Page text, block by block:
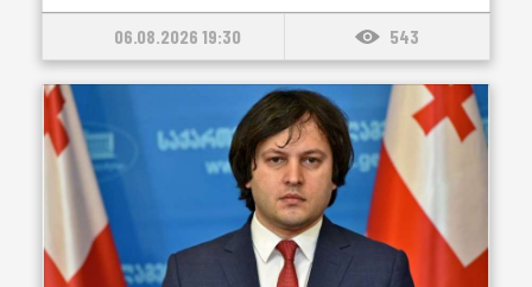
06.08.2026 19:30 543